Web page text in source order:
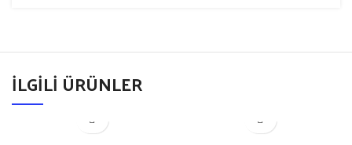
İLGILI ÜRÜNLER